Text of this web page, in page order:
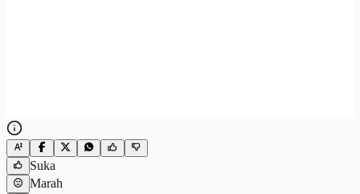
Suka
Marah